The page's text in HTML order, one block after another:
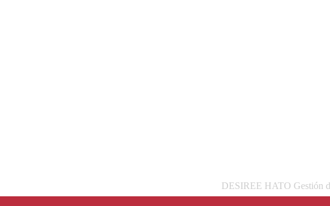
DESIREE HATO Gestión